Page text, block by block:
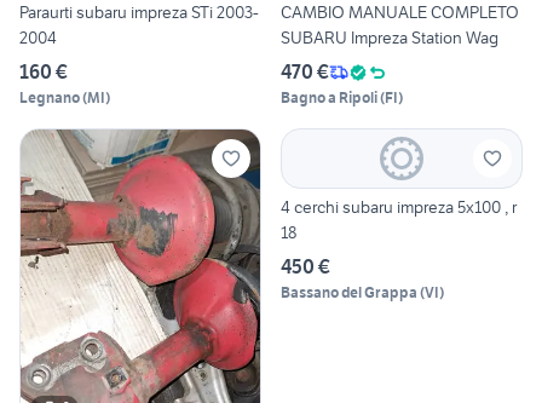
Paraurti subaru impreza STi 2003-
2004
160 €
Legnano(MI)
CAMBIO MANUALE COMPLETO
SUBARU Impreza Station Wag
470 €
Bagno a Ripoli(FI)
4 cerchi subaru impreza 5x100 , r
18
450 €
Bassano del Grappa (VI)